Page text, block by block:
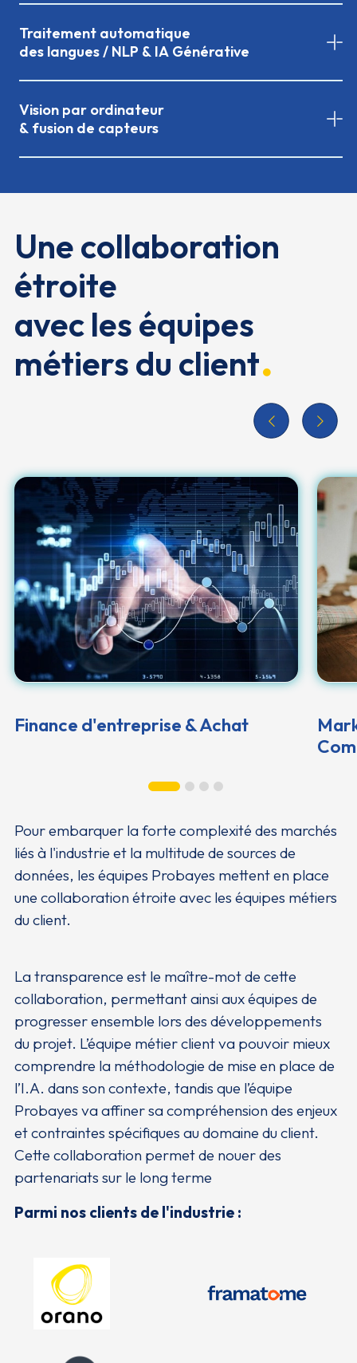
Traitement automatique
des langues / NLP & IA Générative
Vision par ordinateur
& fusion de capteurs
Une collaboration
étroite
avec les équipes
métiers du client
Finance d'entreprise & Achat
Pour embarquer la forte complexité des marchés
liés à l'industrie et la multitude de sources de
données, les équipes Probayes mettent en place
une collaboration étroite avec les équipes métiers
du client.
La transparence est le maître-mot de cette
collaboration, permettant ainsi aux équipes de
progresser ensemble lors des développements
du projet. L’équipe métier client va pouvoir mieux
comprendre la méthodologie de mise en place de
l’I.A. dans son contexte, tandis que l’équipe
Probayes va affiner sa compréhension des enjeux
et contraintes spécifiques au domaine du client.
Cette collaboration permet de nouer des
partenariats sur le long terme
Parmi nos clients de l'industrie :